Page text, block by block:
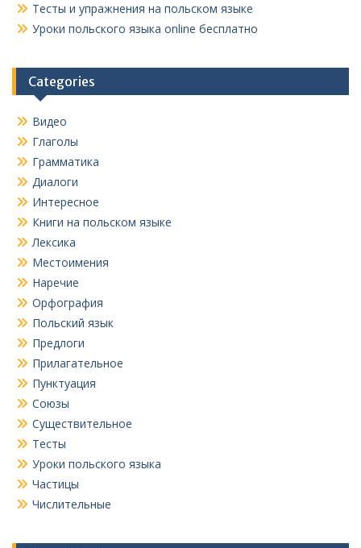
Тесты и упражнения на польском языке
Уроки польского языка online бесплатно
Categories
Видео
Глаголы
Грамматика
Диалоги
Интересное
Книги на польском языке
Лексика
Местоимения
Наречие
Орфография
Польский язык
Предлоги
Прилагательное
Пунктуация
Союзы
Существительное
Тесты
Уроки польского языка
Частицы
Числительные